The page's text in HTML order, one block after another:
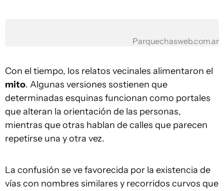
Parquechasweb.com.ar
Con el tiempo, los relatos vecinales alimentaron el
mito. Algunas versiones sostienen que
determinadas esquinas funcionan como portales
que alteran la orientación de las personas,
mientras que otras hablan de calles que parecen
repetirse una y otra vez.
La confusión se ve favorecida por la existencia de
vías con nombres similares y recorridos curvos que